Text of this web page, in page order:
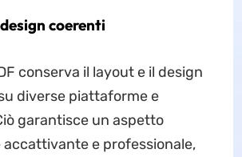
coerenti
conserva il layout e il design
diverse piattaforme e
garantisce un aspetto
e professionale,